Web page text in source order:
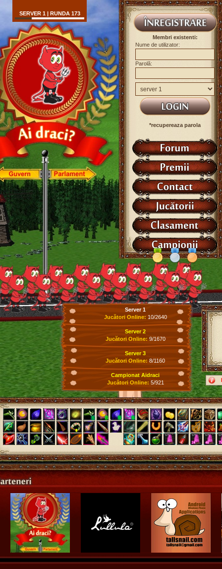
SERVER 1 | RUNDA 173
Membri existenti:
Nume de utilizator:
Parolă:
*recupereaza parola
Server 1
Jucători Online: 10/2640
Server 2
Jucători Online: 9/1670
Server 3
Jucători Online: 8/1160
Campionat Aidraci
Jucători Online: 5/921